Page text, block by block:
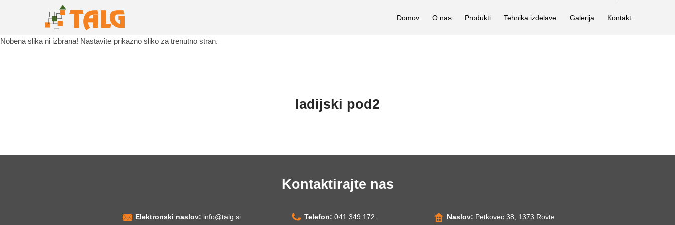
Domov O nas Produkti Tehnika izdelave Galerija Kontakt
Nobena slika ni izbrana! Nastavite prikazno sliko za trenutno stran.
ladijski pod2
Kontaktirajte nas
Elektronski naslov: info@talg.si Telefon: 041 349 172 Naslov: Petkovec 38, 1373 Rovte